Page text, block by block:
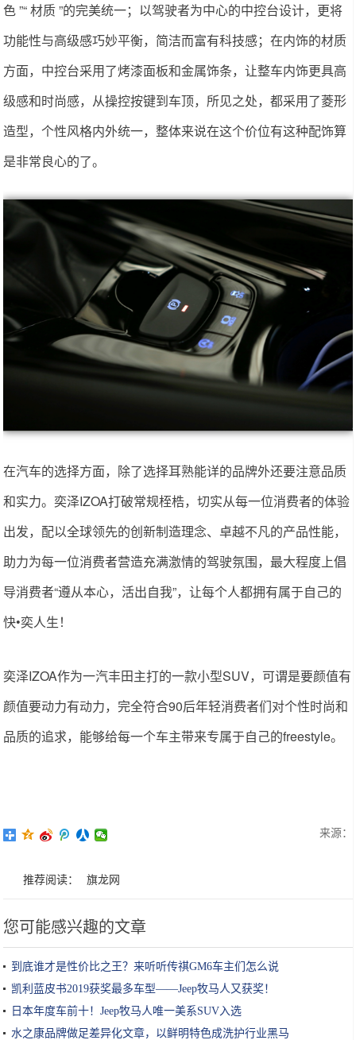
色 ”“ 材质 ”的完美统一；以驾驶者为中心的中控台设计，更将
功能性与高级感巧妙平衡，简洁而富有科技感；在内饰的材质
方面，中控台采用了烤漆面板和金属饰条，让整车内饰更具高
级感和时尚感，从操控按键到车顶，所见之处，都采用了菱形
造型，个性风格内外统一，整体来说在这个价位有这种配饰算
是非常良心的了。
在汽车的选择方面，除了选择耳熟能详的品牌外还要注意品质
和实力。奕泽IZOA打破常规桎梏，切实从每一位消费者的体验
出发，配以全球领先的创新制造理念、卓越不凡的产品性能，
助力为每一位消费者营造充满激情的驾驶氛围，最大程度上倡
导消费者“遵从本心，活出自我”，让每个人都拥有属于自己的
快•奕人生！
奕泽IZOA作为一汽丰田主打的一款小型SUV，可谓是要颜值有
颜值要动力有动力，完全符合90后年轻消费者们对个性时尚和
品质的追求，能够给每一个车主带来专属于自己的freestyle。
来源：
推荐阅读： 旗龙网
您可能感兴趣的文章
到底谁才是性价比之王？来听听传祺GM6车主们怎么说
凯利蓝皮书2019获奖最多车型——Jeep牧马人又获奖！
日本年度车前十！Jeep牧马人唯一美系SUV入选
水之康品牌做足差异化文章，以鲜明特色成洗护行业黑马